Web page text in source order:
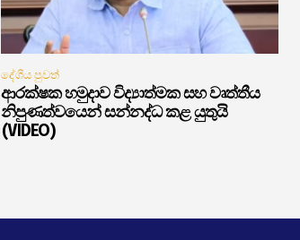
දේශීය පුවත්
ආරක්ෂක හමුදාව විද්‍යාත්මක සහ වෘත්තීය
නිපුණත්වයෙන් සන්නද්ධ කළ යුතුයි
(VIDEO)